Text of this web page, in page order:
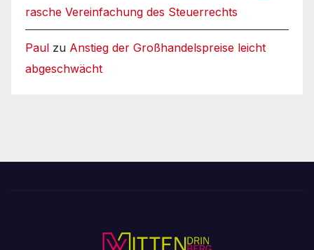
rasche Vereinfachung des Steuerrechts
Paul zu Anstieg der Großhandelspreise leicht
abgeschwächt